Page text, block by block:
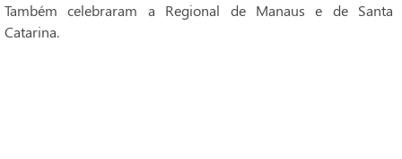
Também celebraram a Regional de Manaus e de Santa
Catarina.